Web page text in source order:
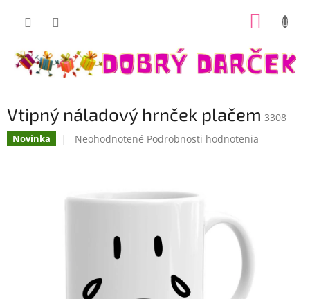
Vtipný náladový hrnček plačem 3308
Novinka
Priemerné
z
Neohodnotené Podrobnosti hodnotenia
Dobrý darček